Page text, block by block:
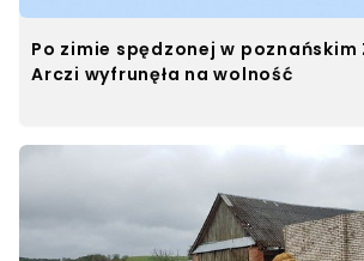
Po zimie spędzonej w
Arczi wyfrunęła na wolność